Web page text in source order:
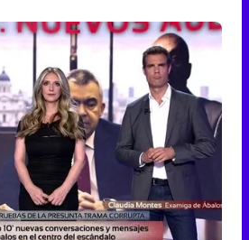
fuerte con un 7,9%
de 'La encrucijada